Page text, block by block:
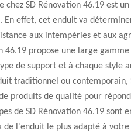
chez SD Rénovation 46.19 est
En effet, cet enduit va
aux intempéries et aux
46.19 propose une large
de support et à chaque style
traditionnel ou contemporain,
produits de qualité pour
de SD Rénovation 46.19 sont
de l'enduit le plus adapté à